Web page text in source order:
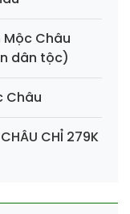
Mộc Châu
dân tộc)
Châu
CHỈ 279K